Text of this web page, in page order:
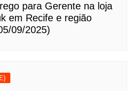
para Gerente na loja
em Recife e região
09/2025)